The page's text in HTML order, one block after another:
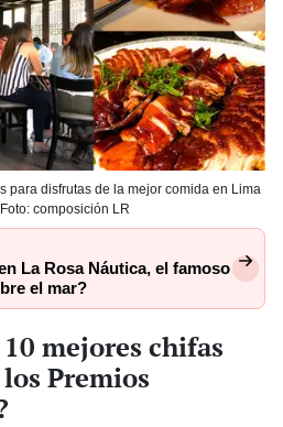
para disfrutas de la mejor comida en Lima
composición LR
La Rosa Náutica, el famoso
el mar?
mejores chifas
Premios